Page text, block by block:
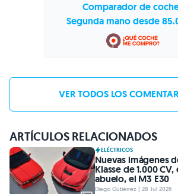
Comparador de
Segunda mano desde
VER TODOS LOS
ARTÍCULOS RELACIONADOS
ELÉCTRICOS
Nuevas imágenes
Klasse de 1.000
abuelo, el M3 E30
Diego Gutiérrez | 28 Jul 2026